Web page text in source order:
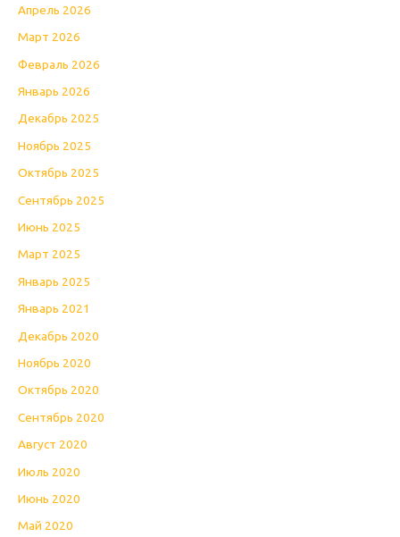
Апрель 2026
Март 2026
Февраль 2026
Январь 2026
Декабрь 2025
Ноябрь 2025
Октябрь 2025
Сентябрь 2025
Июнь 2025
Март 2025
Январь 2025
Январь 2021
Декабрь 2020
Ноябрь 2020
Октябрь 2020
Сентябрь 2020
Август 2020
Июль 2020
Июнь 2020
Май 2020